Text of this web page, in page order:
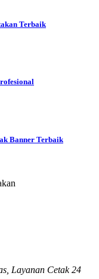
Terbaik
Banner Terbaik
Layanan Cetak 24